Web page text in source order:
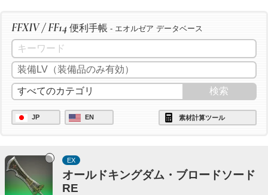
FFXIV / FF14 便利手帳 - エオルゼア データベース
JP EN 素材計算ツール
EX
オールドキングダム・ブロードソード
RE